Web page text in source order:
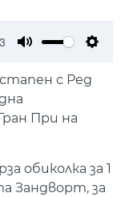
с Ред
При на
обиколка за 1
Зандворт, за